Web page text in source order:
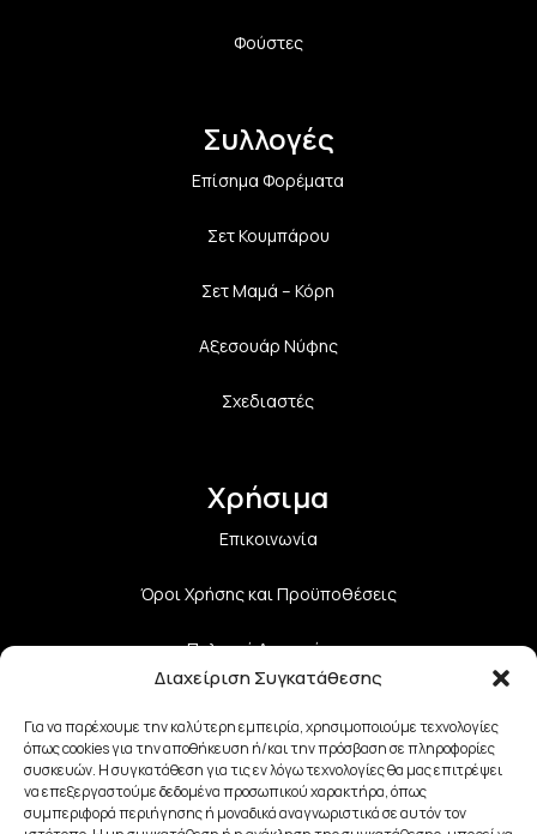
Διαχείριση Συγκατάθεσης
Για να παρέχουμε την καλύτερη εμπειρία, χρησιμοποιούμε τεχνολογίες
όπως cookies για την αποθήκευση ή/και την πρόσβαση σε πληροφορίες
συσκευών. Η συγκατάθεση για τις εν λόγω τεχνολογίες θα μας επιτρέψει
να επεξεργαστούμε δεδομένα προσωπικού χαρακτήρα, όπως
συμπεριφορά περιήγησης ή μοναδικά αναγνωριστικά σε αυτόν τον
Φούστες
Συλλογές
Επίσημα Φορέματα
Σετ Κουμπάρου
Σετ Μαμά – Κόρη
Αξεσουάρ Νύφης
Σχεδιαστές
Χρήσιμα
Επικοινωνία
Όροι Χρήσης και Προϋποθέσεις
Πολιτική Aπορρήτου
Τρόποι Αποστολής
Τρόποι Πληρωμής